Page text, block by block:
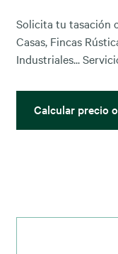
Solicita tu tasación
Casas, Fincas
Industriales...
Calcular precio